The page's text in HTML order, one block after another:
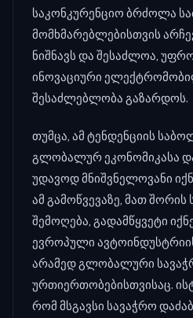
საკონკურენციო ბრძოლა
მომხმარებლებისთვის
ნიშნავს და შესაძლოა,
ინოვაციური
შესაძლებლობა გაზარდოს.
თუმცა, ამ ტენდენციის
გლობალურ ეკონომიკასა
უდავოდ მნიშვნელოვანი
ამ გამოწვევაზე, მათ შორის
შემოღება, გადამწყვეტი
ევროპული
არამედ გლობალური
ურთიერთობებისთვისაც.
რომ მსგავსი სავაჭრო